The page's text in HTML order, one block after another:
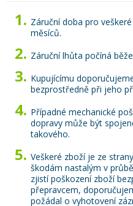
Záruční doba pro
měsíců.
Záruční lhůta počíná
Kupujícímu
bezprostředně při jeho
Případné mechanické
dopravy může být
takového.
Veškeré zboží je ze
škodám nastalým v
zjistí poškození zboží
přepravcem,
požádal o vyhotovení